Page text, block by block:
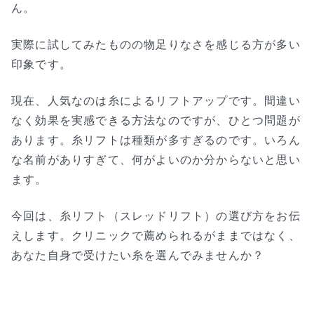
ん。
実際に試してみたものの物足りなさを感じる方が多い
印象です。
現在、人気なのは糸によるリフトアップです。間違い
なく効果を実感できる方法なのですが、ひとつ問題が
あります。糸リフトは種類が多すぎるのです。いろん
な名前がありすぎて、何がよいのか分からないと思い
ます。
今回は、糸リフト（スレッドリフト）の選び方をお伝
えします。クリニックで薦められるがままではなく、
あなた自身で受けたい糸を選んでみませんか？